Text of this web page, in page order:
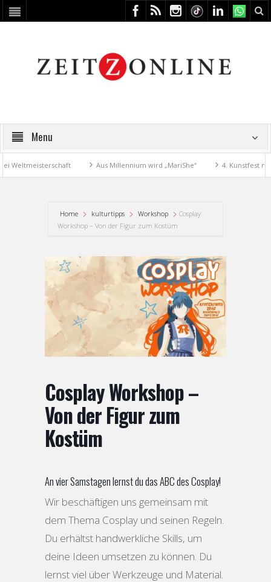
Menu
Aus Millennium wird „MariShe“ 4. Kunstfest macht
Home kulturtipps Workshop
Cosplay
Workshop – Von der Figur zum Kostüm
Cosplay Workshop –
Von der Figur zum
Kostüm
An vier Samstagen lernst du das ABC des Cosplay!
Wir beschäftigen uns gemeinsam mit
dem Thema Cosplay und seinen Regeln.
Du erhältst handwerkliche Skills, um
deine Ideen umsetzen zu können. Du
lernst viel über Werkzeuge und Material.